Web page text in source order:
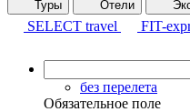
Туры
Отели
SELECT travel
FIT-
без перелета
Обязательное поле